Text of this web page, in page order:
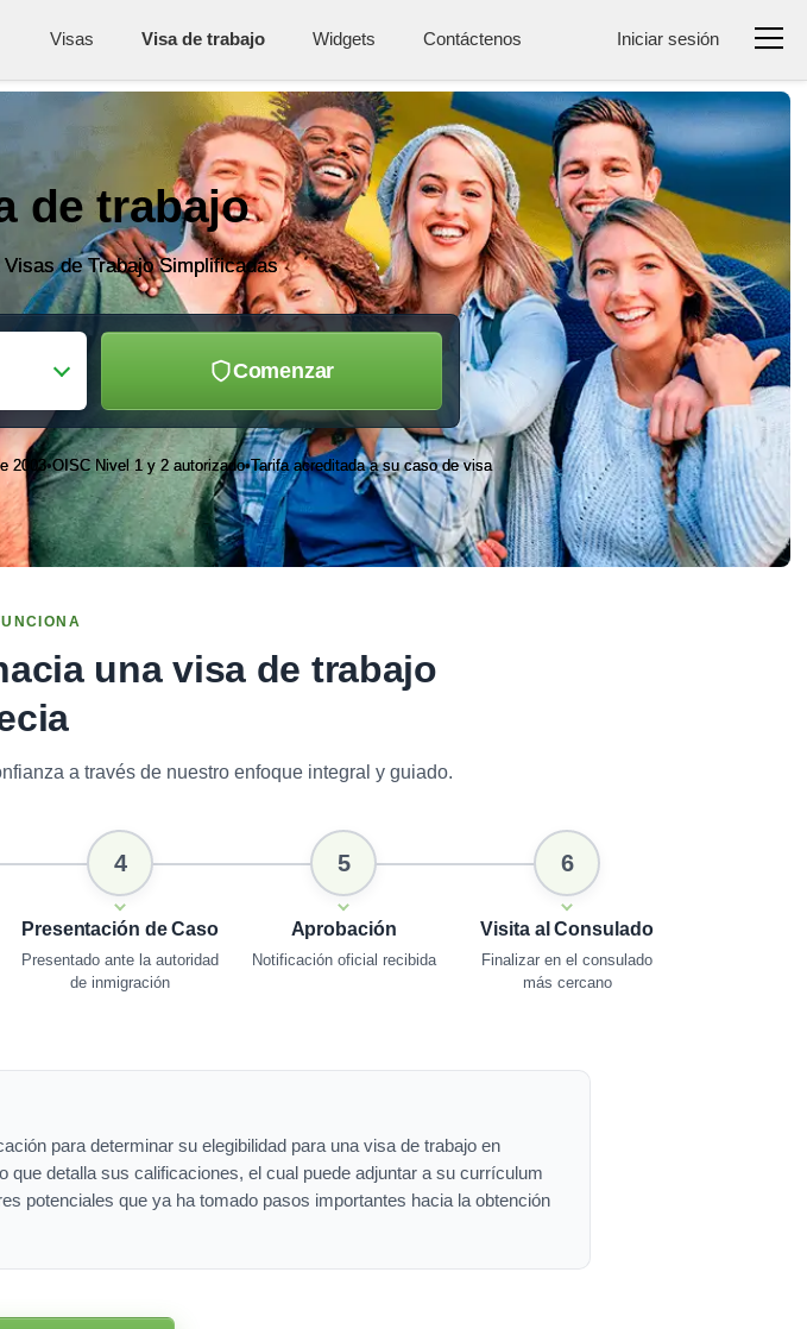
Visas Visa de trabajo Widgets Contáctenos Iniciar sesión
de trabajo
de Trabajo Simplificadas
Comenzar
2003•OISC Nivel 1 y 2 autorizado•Tarifa acreditada a su caso de visa
una visa de trabajo
a través de nuestro enfoque integral y guiado.
4
Presentación de Caso
Presentado ante la autoridad
de inmigración
5
Aprobación
Notificación oficial recibida
6
Visita al Consulado
Finalizar en el consulado
más cercano
para determinar su elegibilidad para una visa de trabajo en
detalla sus calificaciones, el cual puede adjuntar a su currículum
potenciales que ya ha tomado pasos importantes hacia la obtención